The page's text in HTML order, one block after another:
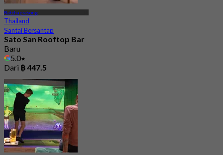
Ratchaprasong
Thailand
Santai Bersantap
Sato San Rooftop Bar
Baru
5.0
Dari ฿ 447.5